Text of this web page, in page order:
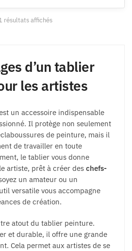
résultats affichés
d’un tablier
les artistes
un accessoire indispensable
Il protège non seulement
de peinture, mais il
de travailler en toute
le tablier vous donne
artiste, prêt à créer des chefs-
un amateur ou un
versatile vous accompagne
de création.
atout du tablier peinture.
et durable, il offre une grande
Cela permet aux artistes de se